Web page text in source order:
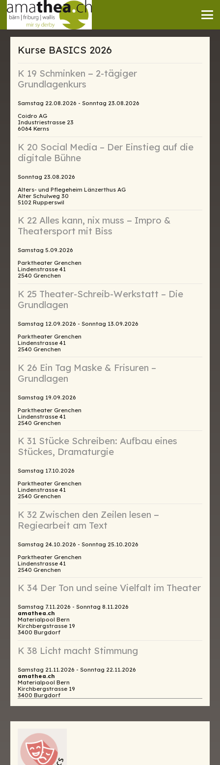
Kurse BASICS 2026
K 19 Schminken − 2-tägiger
Grundlagenkurs
Samstag 22.08.2026 - Sonntag 23.08.2026
Coidro AG
Industriestrasse 23
6064 Kerns
K 20 Social Media – Der Einstieg auf die
digitale Bühne
Sonntag 23.08.2026
Alters- und Pflegeheim Länzerthus AG
Alter Schulweg 30
5102 Rupperswil
K 22 Alles kann, nix muss − Impro &
Theatersport mit Biss
Samstag 5.09.2026
Parktheater Grenchen
Lindenstrasse 41
2540 Grenchen
K 25 Theater-Schreib-Werkstatt – Die
Grundlagen
Samstag 12.09.2026 - Sonntag 13.09.2026
Parktheater Grenchen
Lindenstrasse 41
2540 Grenchen
K 26 Ein Tag Maske & Frisuren –
Grundlagen
Samstag 19.09.2026
Parktheater Grenchen
Lindenstrasse 41
2540 Grenchen
K 31 Stücke Schreiben: Aufbau eines
Stückes, Dramaturgie
Samstag 17.10.2026
Parktheater Grenchen
Lindenstrasse 41
2540 Grenchen
K 32 Zwischen den Zeilen lesen −
Regiearbeit am Text
Samstag 24.10.2026 - Sonntag 25.10.2026
Parktheater Grenchen
Lindenstrasse 41
2540 Grenchen
K 34 Der Ton und seine Vielfalt im Theater
Samstag 7.11.2026 - Sonntag 8.11.2026
amathea.ch
Materialpool Bern
Kirchbergstrasse 19
3400 Burgdorf
K 38 Licht macht Stimmung
Samstag 21.11.2026 - Sonntag 22.11.2026
amathea.ch
Materialpool Bern
Kirchbergstrasse 19
3400 Burgdorf